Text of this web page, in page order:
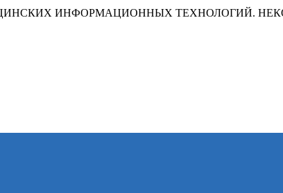
ИНФОРМАЦИОННЫХ ТЕХНОЛОГИЙ.